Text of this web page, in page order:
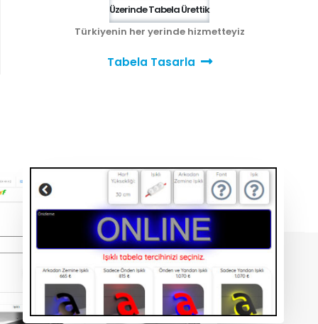
Üzerinde Tabela Ürettik
Türkiyenin her yerinde hizmetteyiz
Tabela Tasarla